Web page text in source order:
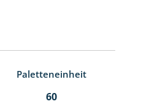
Paletteneinheit
60